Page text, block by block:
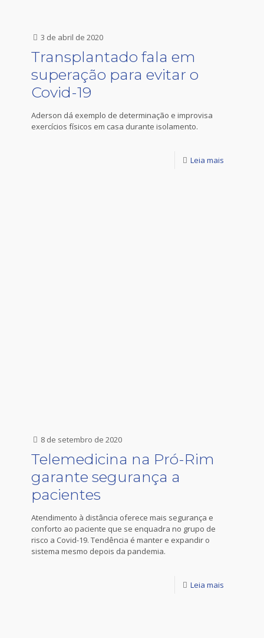
3 de abril de 2020
Transplantado fala em
superação para evitar o
Covid-19
Aderson dá exemplo de determinação e improvisa
exercícios físicos em casa durante isolamento.
Leia mais
8 de setembro de 2020
Telemedicina na Pró-Rim
garante segurança a
pacientes
Atendimento à distância oferece mais segurança e
conforto ao paciente que se enquadra no grupo de
risco a Covid-19. Tendência é manter e expandir o
sistema mesmo depois da pandemia.
Leia mais